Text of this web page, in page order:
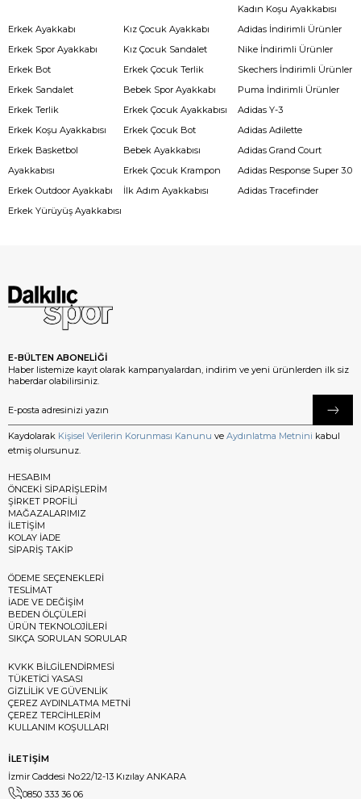
Kadın Koşu Ayakkabısı
Erkek Ayakkabı
Erkek Spor Ayakkabı
Erkek Bot
Erkek Sandalet
Erkek Terlik
Erkek Koşu Ayakkabısı
Erkek Basketbol
Ayakkabısı
Erkek Outdoor Ayakkabı
Erkek Yürüyüş Ayakkabısı
Kız Çocuk Ayakkabı
Kız Çocuk Sandalet
Erkek Çocuk Terlik
Bebek Spor Ayakkabı
Erkek Çocuk Ayakkabısı
Erkek Çocuk Bot
Bebek Ayakkabısı
Erkek Çocuk Krampon
İlk Adım Ayakkabısı
Adidas İndirimli Ürünler
Nike İndirimli Ürünler
Skechers İndirimli Ürünler
Puma İndirimli Ürünler
Adidas Y-3
Adidas Adilette
Adidas Grand Court
Adidas Response Super 3.0
Adidas Tracefinder
E-BÜLTEN ABONELİĞİ
Haber listemize kayıt olarak kampanyalardan, indirim ve yeni ürünlerden ilk siz
haberdar olabilirsiniz.
Kaydolarak Kişisel Verilerin Korunması Kanunu ve Aydınlatma Metnini kabul
etmiş olursunuz.
HESABIM
ÖNCEKİ SİPARİŞLERİM
ŞİRKET PROFİLİ
MAĞAZALARIMIZ
İLETİŞİM
KOLAY İADE
SİPARİŞ TAKİP
ÖDEME SEÇENEKLERİ
TESLİMAT
İADE VE DEĞİŞİM
BEDEN ÖLÇÜLERİ
ÜRÜN TEKNOLOJİLERİ
SIKÇA SORULAN SORULAR
KVKK BİLGİLENDİRMESİ
TÜKETİCİ YASASI
GİZLİLİK VE GÜVENLİK
ÇEREZ AYDINLATMA METNİ
ÇEREZ TERCİHLERİM
KULLANIM KOŞULLARI
İLETİŞİM
İzmir Caddesi No:22/12-13 Kızılay ANKARA
0850 333 36 06